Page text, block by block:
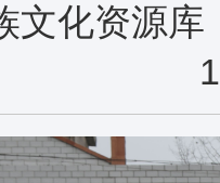
文化资源库